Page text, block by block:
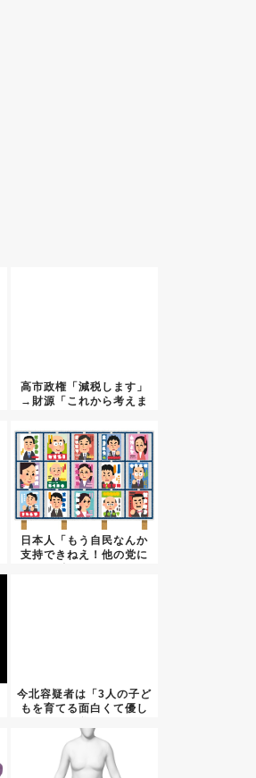
高市政権「減税します」
→財源「これから考えま
日本人「もう自民なんか
支持できねえ！他の党に
今北容疑者は「3人の子ど
もを育てる面白くて優し